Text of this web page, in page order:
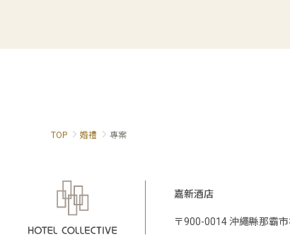
TOP 婚禮 專案
嘉新酒店
〒900-0014 沖繩縣那霸